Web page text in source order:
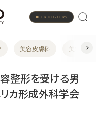
FOR DOCTORS
美容皮膚科 美容婦人
容整形を受ける男
カ形成外科学会